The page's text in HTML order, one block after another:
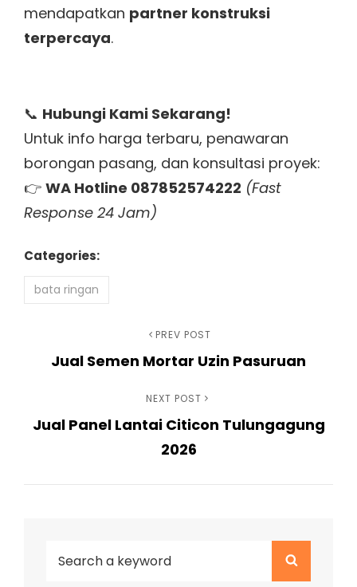
mendapatkan partner konstruksi
terpercaya.
📞 Hubungi Kami Sekarang!
Untuk info harga terbaru, penawaran
borongan pasang, dan konsultasi proyek:
👉 WA Hotline 087852574222 (Fast
Response 24 Jam)
Categories:
bata ringan
pos
Post
PREV POST
Jual Semen Mortar Uzin Pasuruan
Post
NEXT POST
Jual Panel Lantai Citicon Tulungagung
2026
Search